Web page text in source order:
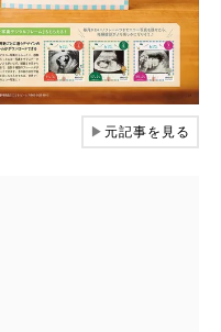
▶元記事を見る